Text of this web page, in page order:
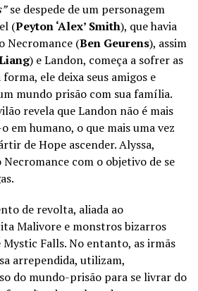
se despede de um personagem
(Peyton ‘Alex’ Smith), que havia
Necromance (Ben Geurens), assim
) e Landon, começa a sofrer as
ele deixa seus amigos e
mundo prisão com sua família.
revela que Landon não é mais
em humano, o que mais uma vez
de Hope ascender. Alyssa,
com o objetivo de se
de revolta, aliada ao
Malivore e monstros bizarros
Falls. No entanto, as irmãs
arrependida, utilizam,
do mundo-prisão para se livrar do